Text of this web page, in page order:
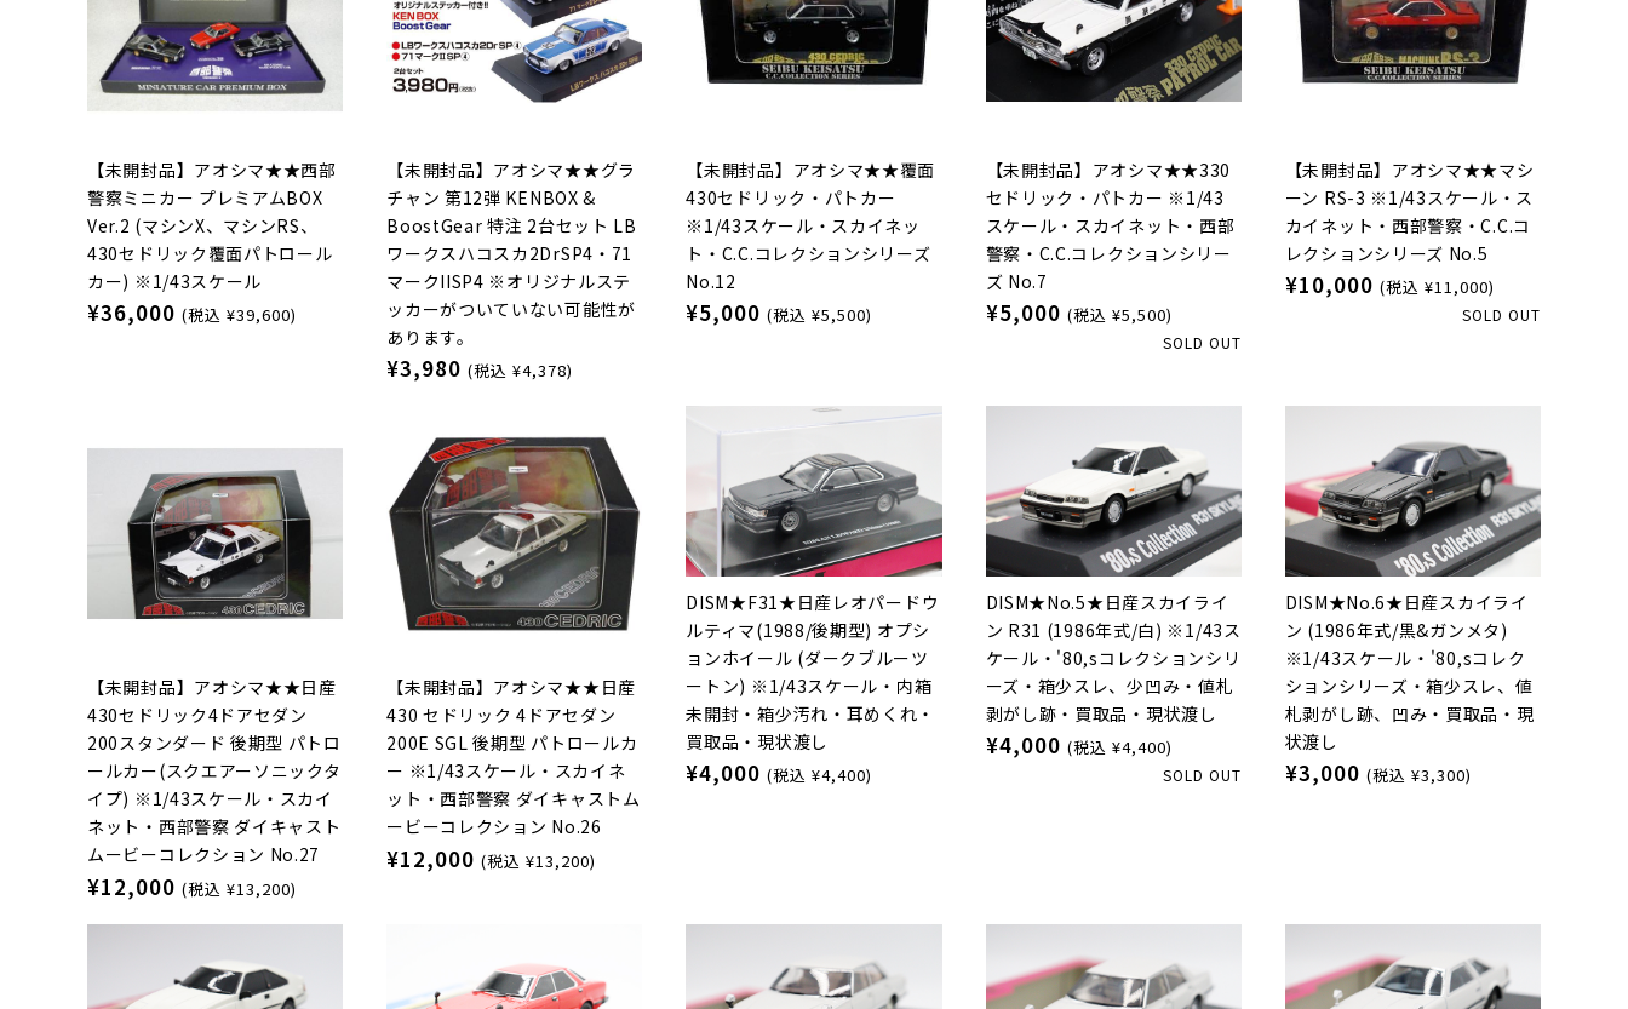
【未開封品】アオシマ★★西部
警察ミニカー プレミアムBOX
Ver.2 (マシンX、マシンRS、
430セドリック覆面パトロール
カー) ※1/43スケール
¥36,000 (税込 ¥39,600)
【未開封品】アオシマ★★グラ
チャン 第12弾 KENBOX &
BoostGear 特注 2台セット LB
ワークスハコスカ2DrSP4・71
マークIISP4 ※オリジナルステ
ッカーがついていない可能性が
あります。
¥3,980 (税込 ¥4,378)
【未開封品】アオシマ★★覆面
430セドリック・パトカー
※1/43スケール・スカイネッ
ト・C.C.コレクションシリーズ
No.12
¥5,000 (税込 ¥5,500)
【未開封品】アオシマ★★330
セドリック・パトカー ※1/43
スケール・スカイネット・西部
警察・C.C.コレクションシリー
ズ No.7
¥5,000 (税込 ¥5,500)
SOLD OUT
【未開封品】アオシマ★★マシ
ーン RS-3 ※1/43スケール・ス
カイネット・西部警察・C.C.コ
レクションシリーズ No.5
¥10,000 (税込 ¥11,000)
SOLD OUT
【未開封品】アオシマ★★日産
430セドリック4ドアセダン
200スタンダード 後期型 パトロ
ールカー(スクエアーソニックタ
イプ) ※1/43スケール・スカイ
ネット・西部警察 ダイキャスト
ムービーコレクション No.27
¥12,000 (税込 ¥13,200)
【未開封品】アオシマ★★日産
430 セドリック 4ドアセダン
200E SGL 後期型 パトロールカ
ー ※1/43スケール・スカイネ
ット・西部警察 ダイキャストム
ービーコレクション No.26
¥12,000 (税込 ¥13,200)
DISM★F31★日産レオパードウ
ルティマ(1988/後期型) オプシ
ョンホイール (ダークブルーツ
ートン) ※1/43スケール・内箱
未開封・箱少汚れ・耳めくれ・
買取品・現状渡し
¥4,000 (税込 ¥4,400)
DISM★No.5★日産スカイライ
ン R31 (1986年式/白) ※1/43ス
ケール・'80,sコレクションシリ
ーズ・箱少スレ、少凹み・値札
剥がし跡・買取品・現状渡し
¥4,000 (税込 ¥4,400)
SOLD OUT
DISM★No.6★日産スカイライ
ン (1986年式/黒&ガンメタ)
※1/43スケール・'80,sコレク
ションシリーズ・箱少スレ、値
札剥がし跡、凹み・買取品・現
状渡し
¥3,000 (税込 ¥3,300)